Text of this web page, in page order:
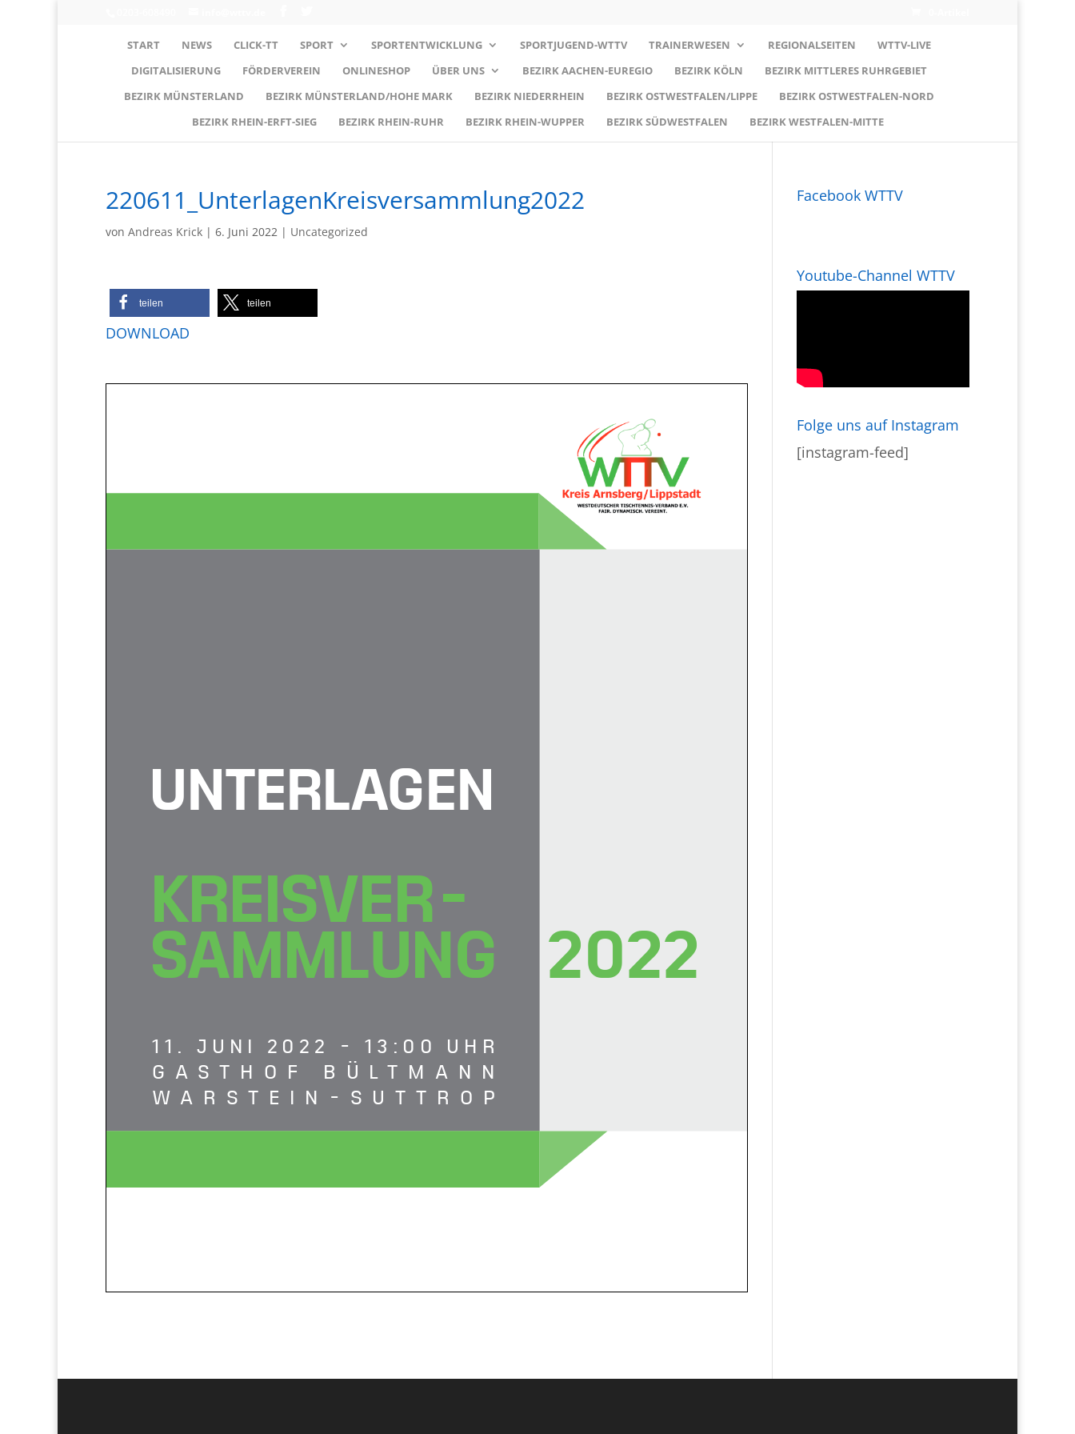
START NEWS CLICK-TT SPORT SPORTENTWICKLUNG SPORTJUGEND-WTTV TRAINERWESEN REGIONALSEITEN
WTTV-LIVE
DIGITALISIERUNG
FÖRDERVEREIN ONLINESHOP ÜBER UNS BEZIRK AACHEN-EUREGIO BEZIRK KÖLN
BEZIRK MITTLERES RUHRGEBIET
BEZIRK MÜNSTERLAND
BEZIRK MÜNSTERLAND/HOHE MARK BEZIRK NIEDERRHEIN BEZIRK OSTWESTFALEN/LIPPE
BEZIRK OSTWESTFALEN-NORD
BEZIRK RHEIN-ERFT-SIEG
BEZIRK RHEIN-RUHR BEZIRK RHEIN-WUPPER BEZIRK SÜDWESTFALEN BEZIRK WESTFALEN-MITTE
220611_UnterlagenKreisversammlung2022
von Andreas Krick | 6. Juni 2022 | Uncategorized
teilen teilen
DOWNLOAD
Facebook WTTV
Youtube-Channel WTTV
Folge uns auf Instagram
[instagram-feed]